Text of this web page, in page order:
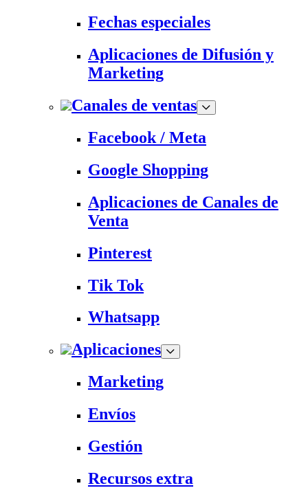
Fechas especiales
Aplicaciones de Difusión y
Marketing
Canales de ventas
Facebook / Meta
Google Shopping
Aplicaciones de Canales de
Venta
Pinterest
Tik Tok
Whatsapp
Aplicaciones
Marketing
Envíos
Gestión
Recursos extra